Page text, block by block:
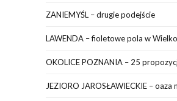
ZANIEMYŚL – drugie podejście
LAWENDA – fioletowe pola w
OKOLICE POZNANIA – 25
JEZIORO JAROSŁAWIECKIE – oaza